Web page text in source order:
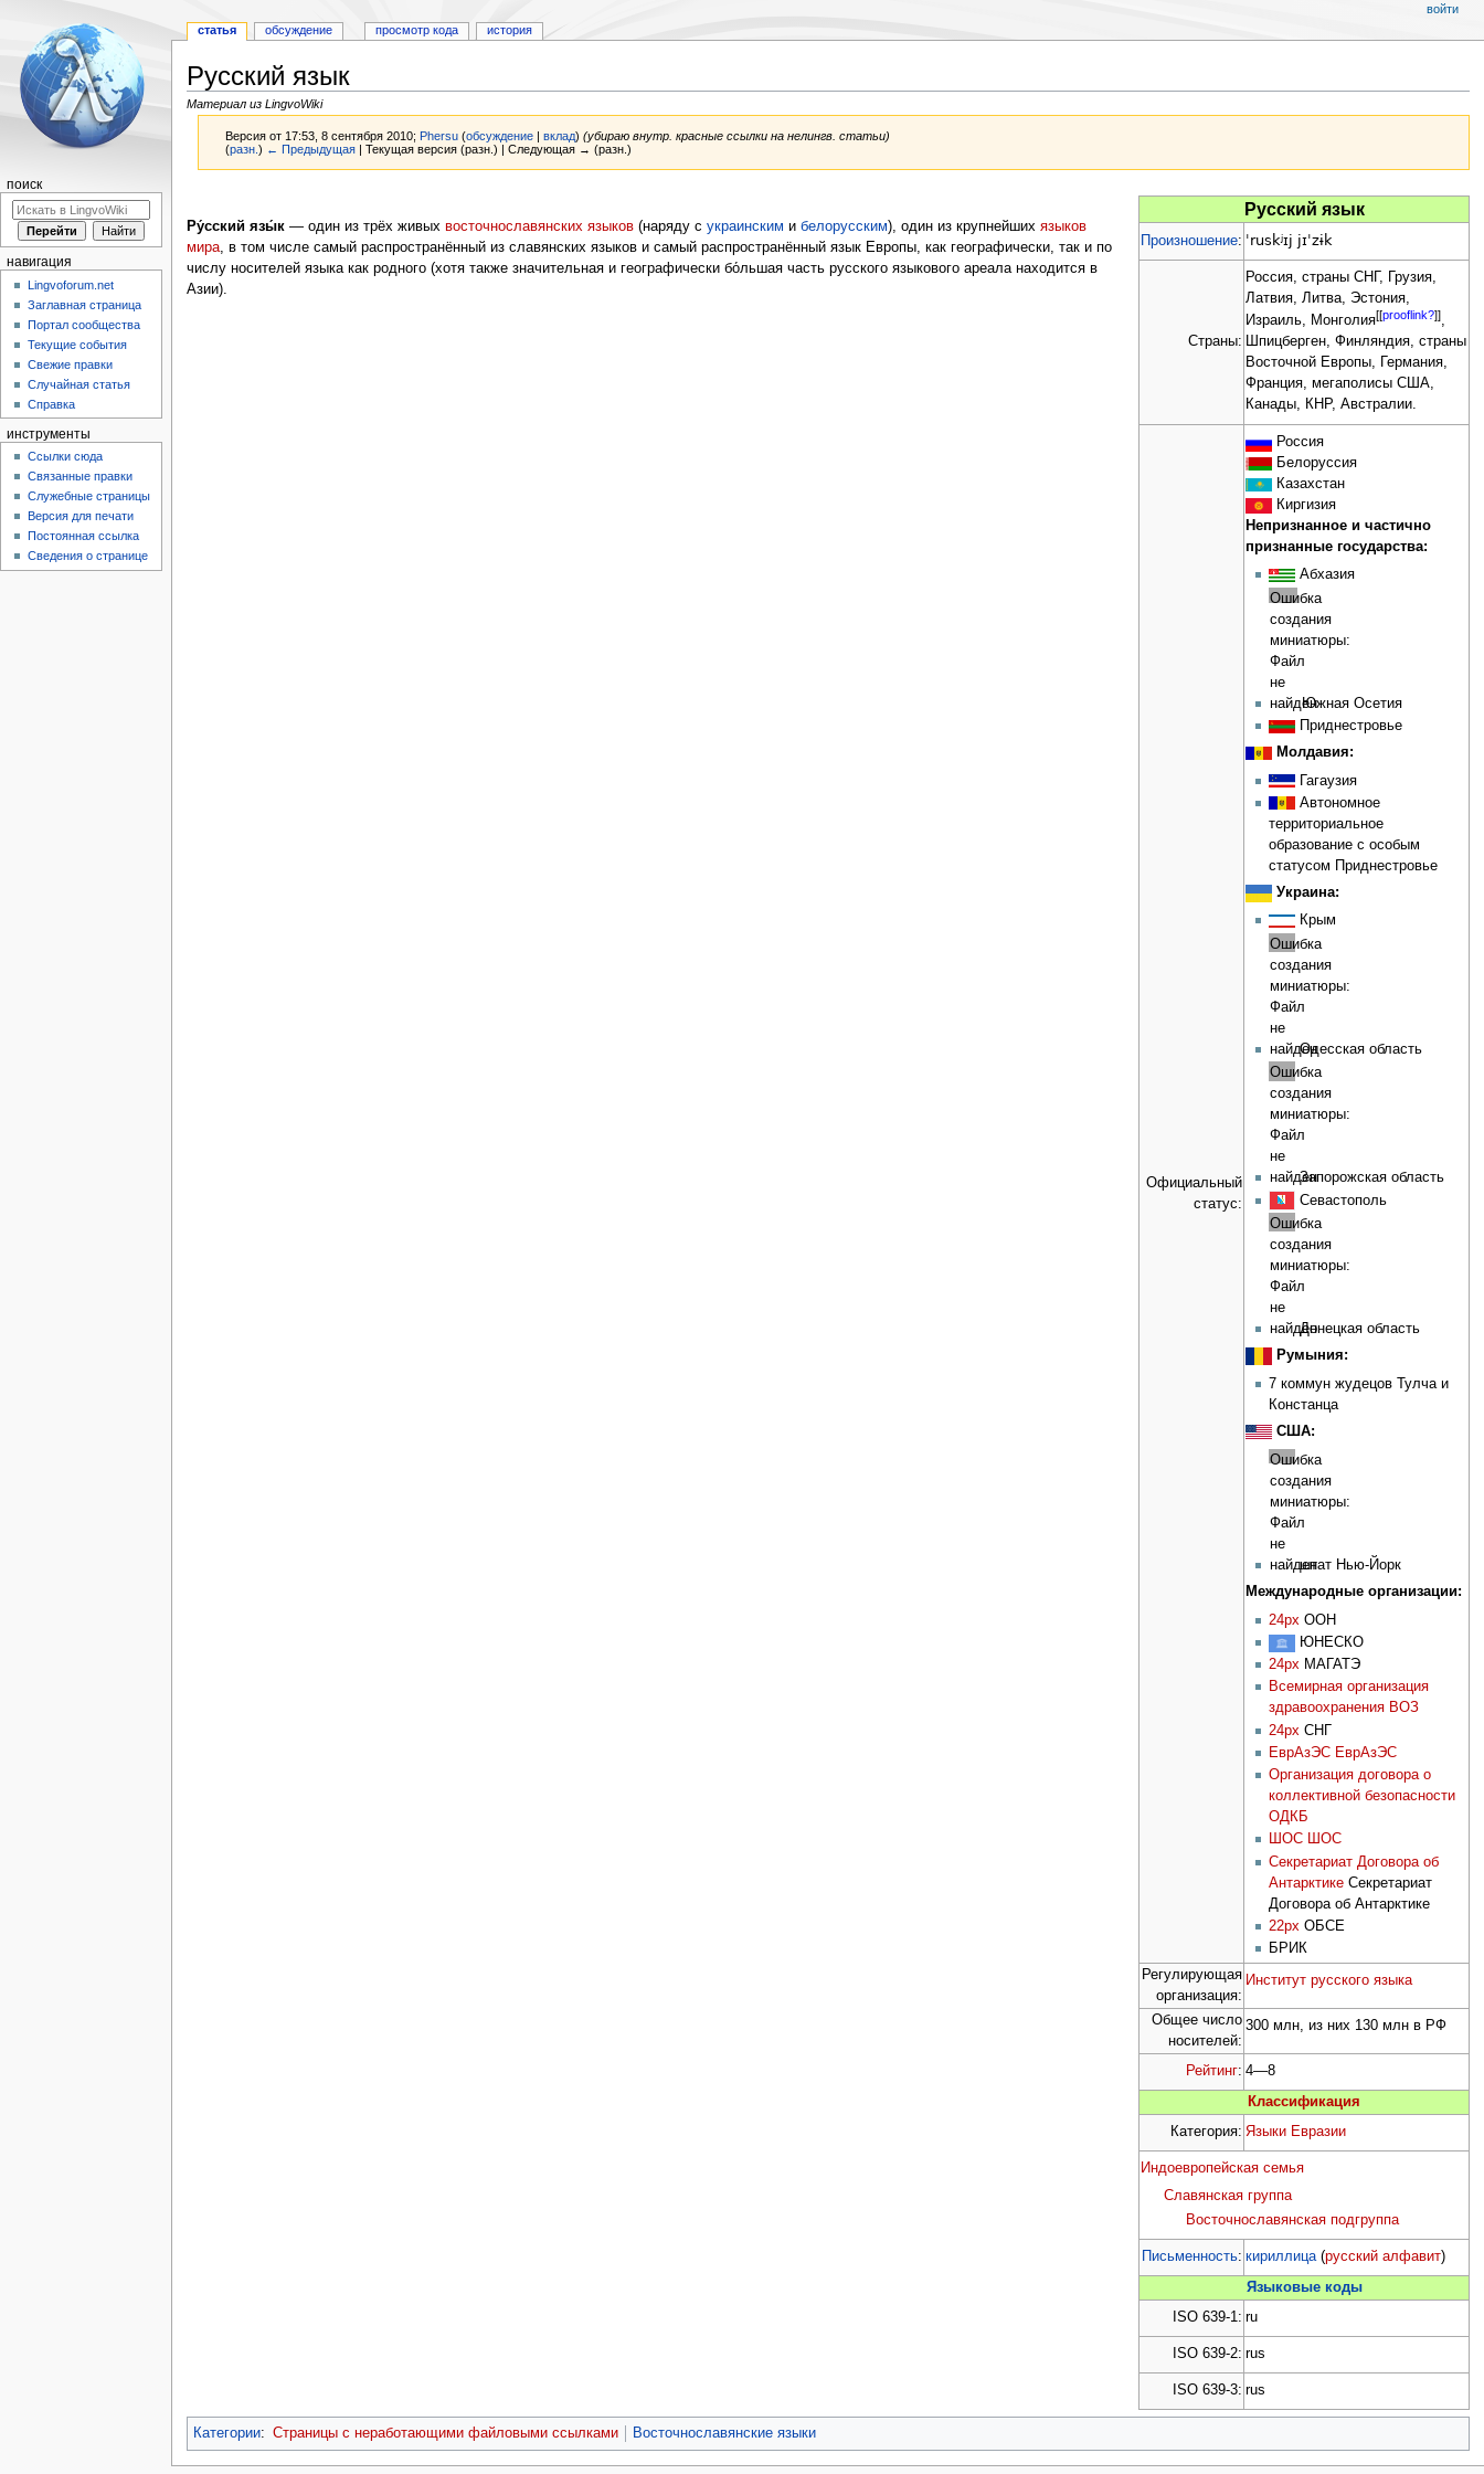
Русский язык
Материал из LingvoWiki
Версия от 17:53, 8 сентября 2010; Phersu (обсуждение |вклад) (убираю внутр. красные ссылки на нелингв. статьи)
(разн.) ← Предыдущая | Текущая версия (разн.) | Следующая → (разн.)
к
навигации
к
поиску
Русский язык
Произношение: ˈruskʲɪj jɪˈzɨk
Страны:
Россия, страны СНГ, Грузия,
Латвия, Литва, Эстония,
Израиль, Монголия[[prooflink?]],
Шпицберген, Финляндия, страны
Восточной Европы, Германия,
Франция, мегаполисы США,
Канады, КНР, Австралии.
Официальный
статус:
Россия
Белоруссия
Казахстан
Киргизия
Непризнанное и частично
признанные государства:
Абхазия
Ошибка
создания
миниатюры:
Файл
не
найденЮжная Осетия
Приднестровье
Молдавия:
Гагаузия
Автономное
территориальное
образование с особым
статусом Приднестровье
Украина:
Крым
Ошибка
создания
миниатюры:
Файл
не
найденОдесская область
Ошибка
создания
миниатюры:
Файл
не
найденЗапорожская область
Севастополь
Ошибка
создания
миниатюры:
Файл
не
найденДонецкая область
Румыния:
7 коммун жудецов Тулча и
Констанца
США:
Ошибка
создания
миниатюры:
Файл
не
найденштат Нью-Йорк
Международные организации:
24px ООН
ЮНЕСКО
24pxМАГАТЭ
Всемирная организация
здравоохранения ВОЗ
24px СНГ
ЕврАзЭС ЕврАзЭС
Организация договора о
коллективной безопасности
ОДКБ
ШОС ШОС
Секретариат Договора об
АнтарктикеСекретариат
Договора об Антарктике
22pxОБСЕ
БРИК
Регулирующая
организация:
Институт русского языка
Общее число
носителей:
300 млн, из них 130 млн в РФ
Рейтинг: 4—8
Классификация
Категория: Языки Евразии
Индоевропейская семья
Славянская группа
Восточнославянская подгруппа
Письменность: кириллица(русский алфавит)
Языковые коды
ISO 639-1: ru
ISO 639-2: rus
ISO 639-3: rus
Ру́сский язы́к— один из трёх живых восточнославянских языков(наряду с украинским и белорусским), один из крупнейших языков
мира, в том числе самый распространённый из славянских языков и самый распространённый язык Европы, как географически, так и по
числу носителей языка как родного (хотя также значительная и географически бо́льшая часть русского языкового ареала находится в
Азии).
Категории: Страницы с неработающими файловыми ссылками Восточнославянские языки
статья обсуждение просмотр кода история
войти
поиск
навигация
Lingvoforum.net
Заглавная страница
Портал сообщества
Текущие события
Свежие правки
Случайная статья
Справка
инструменты
Ссылки сюда
Связанные правки
Служебные страницы
Версия для печати
Постоянная ссылка
Сведения о странице